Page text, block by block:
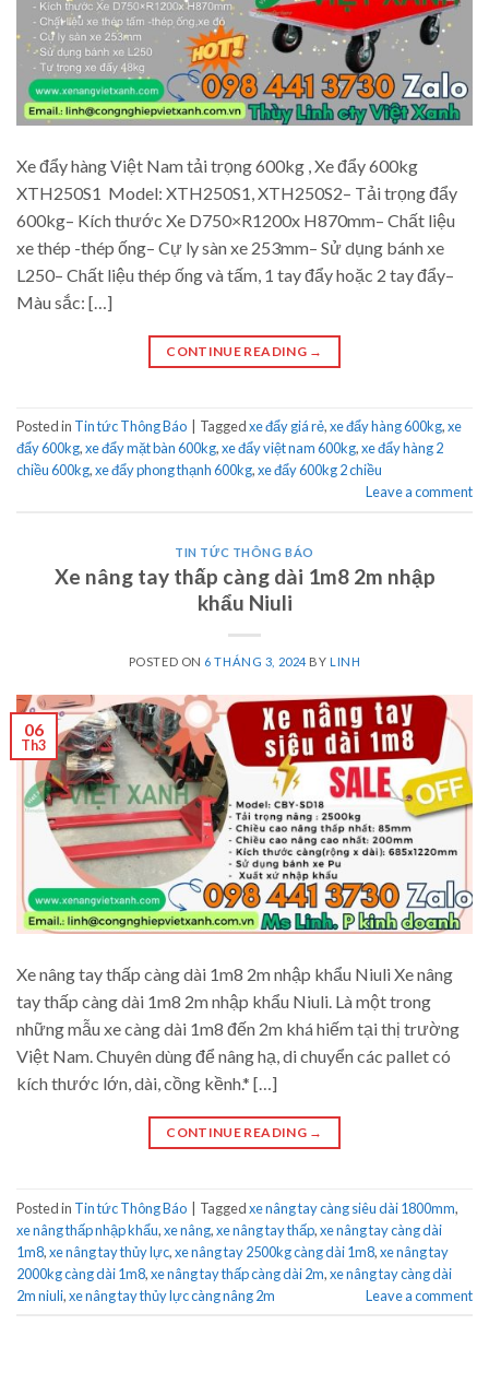
Xe đẩy hàng Việt Nam tải trọng 600kg , Xe đẩy 600kg
XTH250S1 Model: XTH250S1, XTH250S2– Tải trọng đẩy
600kg– Kích thước Xe D750×R1200x H870mm– Chất liệu
xe thép -thép ống– Cự ly sàn xe 253mm– Sử dụng bánh xe
L250– Chất liệu thép ống và tấm, 1 tay đẩy hoặc 2 tay đẩy–
Màu sắc: […]
CONTINUE READING →
Posted in Tin tức Thông Báo Taggedxe đẩy giá rẻ,xe đẩy hàng 600kg,xe
đẩy 600kg,xe đẩy mặt bàn 600kg,xe đẩy việt nam 600kg,xe đẩy hàng 2
chiều 600kg,xe đẩy phong thạnh 600kg,xe đẩy 600kg 2 chiều
Leave a comment
TIN TỨC THÔNG BÁO
Xe nâng tay thấp càng dài 1m8 2m nhập
khẩu Niuli
POSTED ON 6 THÁNG 3, 2024 BY LINH
06
Th3
Xe nâng tay thấp càng dài 1m8 2m nhập khẩu Niuli Xe nâng
tay thấp càng dài 1m8 2m nhập khẩu Niuli. Là một trong
những mẫu xe càng dài 1m8 đến 2m khá hiếm tại thị trường
Việt Nam. Chuyên dùng để nâng hạ, di chuyển các pallet có
kích thước lớn, dài, cồng kềnh.* […]
CONTINUE READING →
Posted in Tin tức Thông Báo Taggedxe nâng tay càng siêu dài 1800mm,
xe nâng thấp nhập khẩu,xe nâng,xe nâng tay thấp,xe nâng tay càng dài
1m8,xe nâng tay thủy lực,xe nâng tay 2500kg càng dài 1m8,xe nâng tay
2000kg càng dài 1m8,xe nâng tay thấp càng dài 2m,xe nâng tay càng dài
2m niuli,xe nâng tay thủy lực càng nâng 2m Leave a comment